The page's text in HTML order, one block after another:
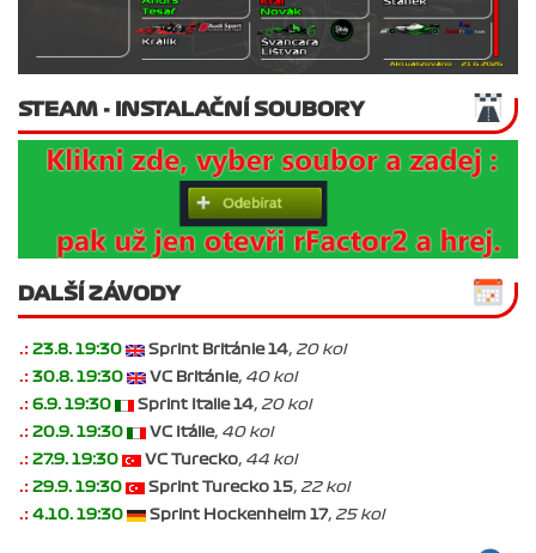
STEAM - INSTALAČNÍ SOUBORY
DALŠÍ ZÁVODY
.: 23.8. 19:30 Sprint Británie 14, 20 kol
.: 30.8. 19:30 VC Británie, 40 kol
.: 6.9. 19:30 Sprint Italie 14, 20 kol
.: 20.9. 19:30 VC Itálie, 40 kol
.: 27.9. 19:30 VC Turecko, 44 kol
.: 29.9. 19:30 Sprint Turecko 15, 22 kol
.: 4.10. 19:30 Sprint Hockenheim 17, 25 kol